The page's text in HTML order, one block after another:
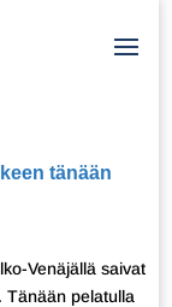
tänään
Venäjällä saivat
Tänään pelatulla